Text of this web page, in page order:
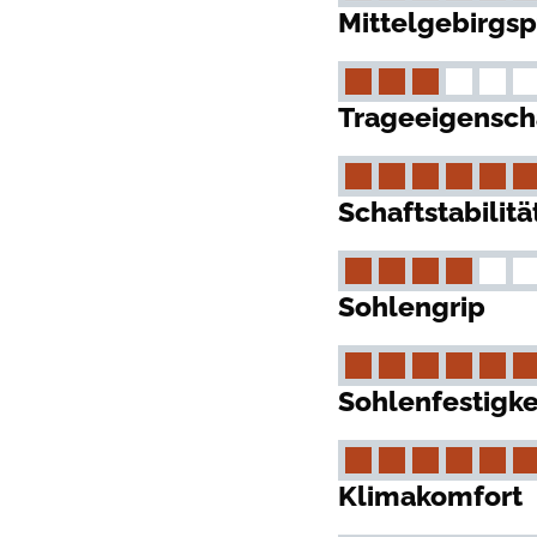
Sohlengrip
Klimakomfort